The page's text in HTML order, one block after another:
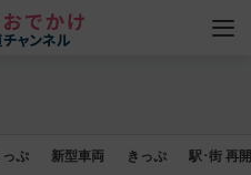
ぷ 新型車両 きっぷ 駅･街 再